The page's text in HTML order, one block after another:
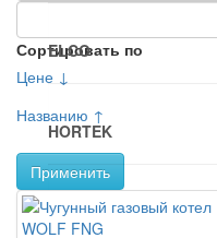
ELCO
HORTEK
Rendamax
Сортировать по
Цене ↓
Названию ↑
Применить